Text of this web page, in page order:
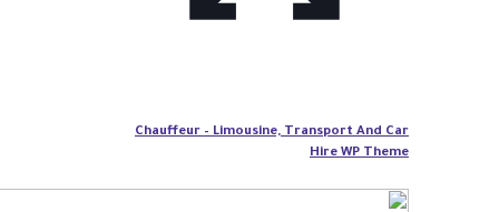
Chauffeur – Limousine, Transport And Car
Hire WP Theme